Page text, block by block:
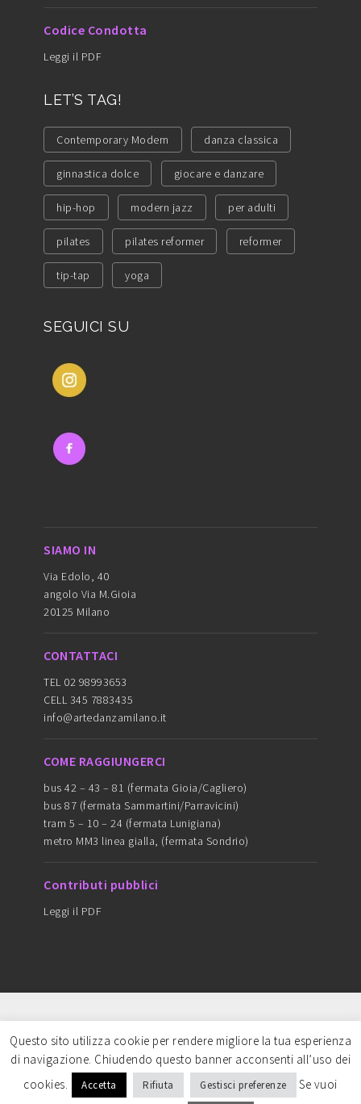
Codice Condotta
Leggi il PDF
LET’S TAG!
Contemporary Modern danza classica
ginnastica dolce giocare e danzare
hip-hop modern jazz per adulti
pilates pilates reformer reformer
tip-tap yoga
SEGUICI SU
SIAMO IN
Via Edolo, 40
angolo Via M.Gioia
20125 Milano
CONTATTACI
TEL 02 98993653
CELL 345 7883435
info@artedanzamilano.it
COME RAGGIUNGERCI
bus 42 – 43 – 81 (fermata Gioia/Cagliero)
bus 87 (fermata Sammartini/Parravicini)
tram 5 – 10 – 24 (fermata Lunigiana)
metro MM3 linea gialla, (fermata Sondrio)
Contributi pubblici
Leggi il PDF
Copyright © 2016 ARTEDANZAMILANO - cf
97749680159 - CREDITS: Content strategy & Art
direction-Sofia Garampelli| Web master-Simona
Criveller
Questo sito utilizza cookie per rendere migliore la tua esperienza
di navigazione. Chiudendo questo banner acconsenti all’uso dei
cookies.
Accetta Rifiuta Gestisci preferenze Se vuoi